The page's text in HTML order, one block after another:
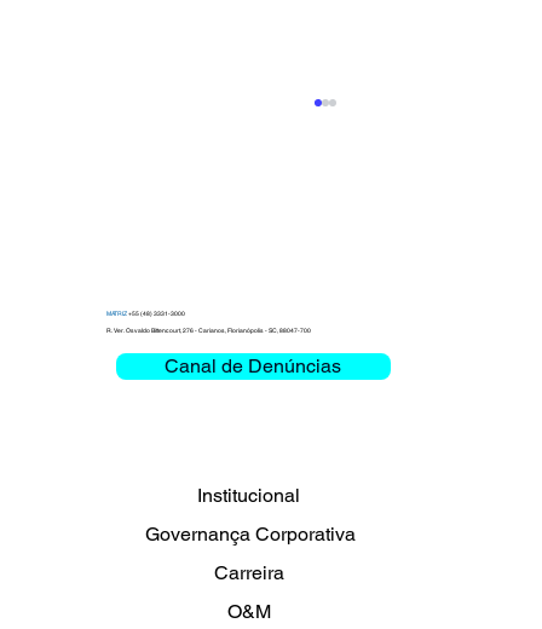
O Futuro dos Data Centers: Insights da
MATRIZ+55 (48) 3331-3000
R. Ver. Osvaldo Bittencourt, 276 - Carianos, Florianópolis - SC, 88047-700
Canal de Denúncias
Institucional
Governança Corporativa
Carreira
O&M